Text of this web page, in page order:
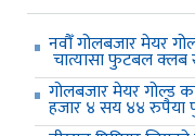
नवौँ गोलबजार मेयर
चात्यासा फुटबल क्लब
गोलबजार मेयर गोल्ड
हजार ४ सय ४४ रुपैया